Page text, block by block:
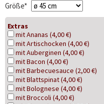
Pflichtfeld
Größe*
Extras
mit Ananas (4,00 €)
mit Artischocken (4,00 €)
mit Auberginen (4,00 €)
mit Bacon (4,00 €)
mit Barbecuesauce (2,00 €)
mit Blattspinat (4,00 €)
mit Bolognese (4,00 €)
mit Broccoli (4,00 €)